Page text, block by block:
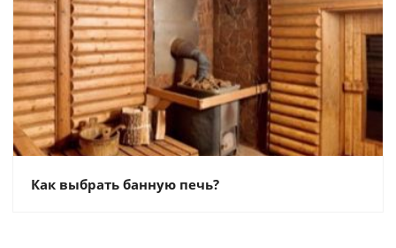
Как выбрать банную печь?